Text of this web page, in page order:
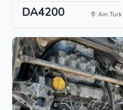
DA4200 Ain Turk